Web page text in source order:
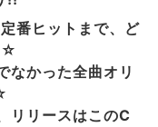
番ヒットまで、ど
☆
なかった全曲オリ
リリースはこのC